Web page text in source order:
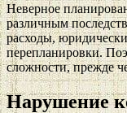
Неверное
различным
расходы,
перепланировки.
сложности, прежде
Нарушение